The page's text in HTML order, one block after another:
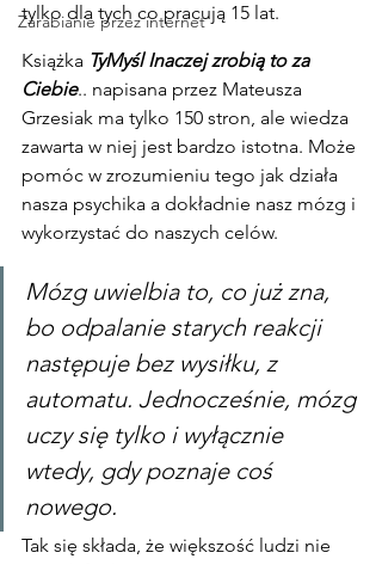
Zarabianie przez internet
tylko dla tych co pracują 15 lat.
Książka TyMyśl Inaczej zrobią to za
Ciebie.. napisana przez Mateusza
Grzesiak ma tylko 150 stron, ale wiedza
zawarta w niej jest bardzo istotna. Może
pomóc w zrozumieniu tego jak działa
nasza psychika a dokładnie nasz mózg i
wykorzystać do naszych celów.
Mózg uwielbia to, co już zna,
bo odpalanie starych reakcji
następuje bez wysiłku, z
automatu. Jednocześnie, mózg
uczy się tylko i wyłącznie
wtedy, gdy poznaje coś
nowego.
Tak się składa, że większość ludzi nie